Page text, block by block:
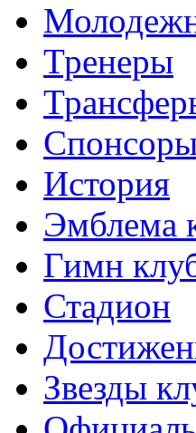
Тренеры
История
Эмблема
Гимн
Стадион
Звезды